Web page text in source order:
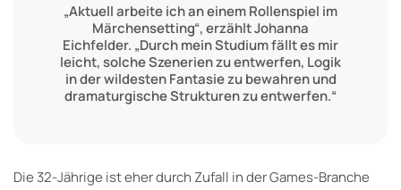
„Aktuell arbeite ich an einem Rollenspiel im
Märchensetting“, erzählt Johanna
Eichfelder. „Durch mein Studium fällt es mir
leicht, solche Szenerien zu entwerfen, Logik
in der wildesten Fantasie zu bewahren und
dramaturgische Strukturen zu entwerfen.“
Die 32-Jährige ist eher durch Zufall in der Games-Branche